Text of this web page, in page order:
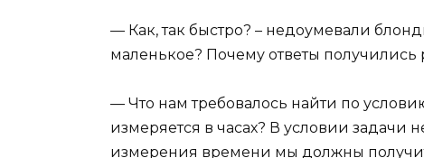
— Как, так быстро? – недоумевали
маленькое? Почему ответы получились
— Что нам требовалось найти по
измеряется в часах? В условии задачи
измерения времени мы должны